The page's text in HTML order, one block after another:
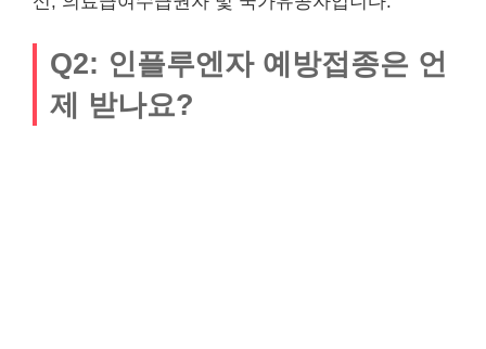
Q2: 인플루엔자 예방접종은 언
제 받나요?